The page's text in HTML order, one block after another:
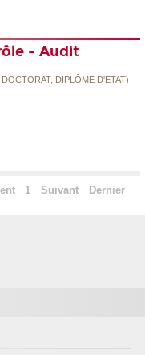
- Audit
DIPLÔME D'ETAT)
1 Suivant Dernier